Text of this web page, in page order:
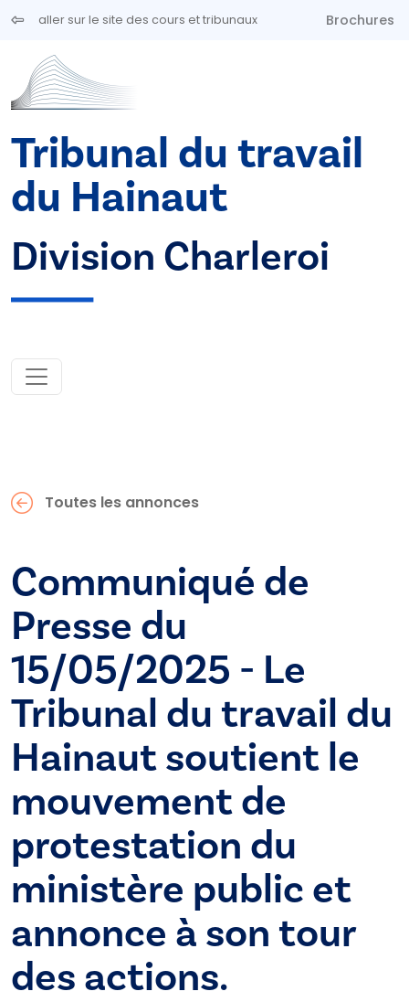
Aller au contenu principal
aller sur le site des cours et tribunaux Brochures
Tribunal du travail
du Hainaut
Division Charleroi
Toutes les annonces
Communiqué de
Presse du
15/05/2025 - Le
Tribunal du travail du
Hainaut soutient le
mouvement de
protestation du
ministère public et
annonce à son tour
des actions.